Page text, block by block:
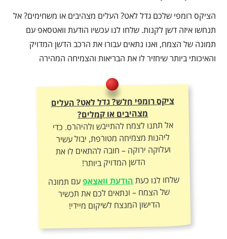
הציקס רומפי שלכם גדל לאט? העלים מצהיבים או משחימים? אל
תנחשו איזה דשן לקנות. שלחו לנו עכשיו הודעת וואטסאפ עם
תמונה של הצמח, ואנו נתאים עבורו את הרכב הדשן המדויק
והאיכותי ביותר שיחזיר לו את הבריאות והצמיחה המהירה
ציקס רומפי חלש? גדל לאט? העלים
מצהיבים או קמלים?
אל תתנו לצמח להתייבש ולהיהרס. כדי
ליהנות מצמיחה מטורפת, יבול עשיר
ועלוקה ירוקה – חובה להתאים לו את
הדשן המדויק ביותר!
שלחו לנו כעתהודעת וואצאפעם תמונה
של הצמח – ונתאים לכם את תכשיר
הדישון המנצח לשיקום מיידי!